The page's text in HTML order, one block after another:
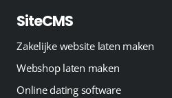
SiteCMS
Zakelijke website laten maken
Webshop laten maken
Online dating software